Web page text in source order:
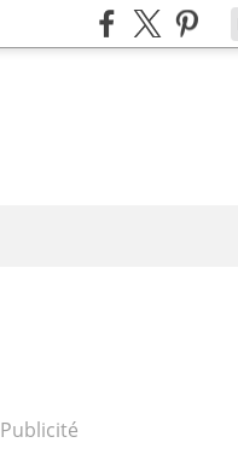
Publicité